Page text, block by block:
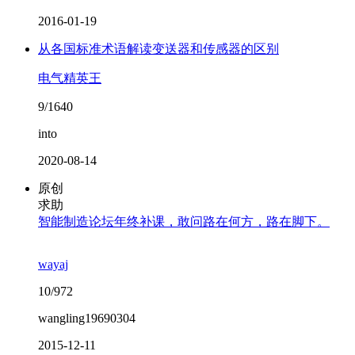
2016-01-19
从各国标准术语解读变送器和传感器的区别
电气精英王
9/1640
into
2020-08-14
原创
求助
智能制造论坛年终补课，敢问路在何方，路在脚下。
wayaj
10/972
wangling19690304
2015-12-11